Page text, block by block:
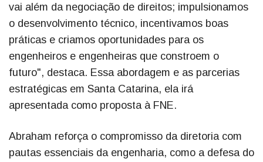
vai além da negociação de direitos; impulsionamos
o desenvolvimento técnico, incentivamos boas
práticas e criamos oportunidades para os
engenheiros e engenheiras que constroem o
futuro", destaca. Essa abordagem e as parcerias
estratégicas em Santa Catarina, ela irá
apresentada como proposta à FNE.
Abraham reforça o compromisso da diretoria com
pautas essenciais da engenharia, como a defesa do